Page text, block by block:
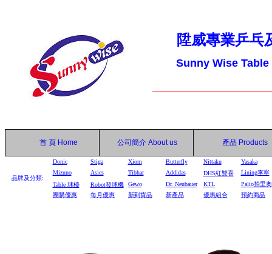
陞威專業乒乓
Sunny Wise
首 頁 Home 公司簡介 About us 產品 Products
品牌及分類:
Donic Stiga Xiom Butterfly Nittaku
Yasaka
Mizuno
Asics Tibhar Addidas DHS紅雙喜
Lining李寧
Table 球檯 Robot發球機 Gewo Dr. Neubauer KTL
Palio拍里奧
團購優惠
每月優惠 新到貨品 新產品 優惠組合 預約商品